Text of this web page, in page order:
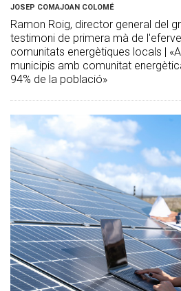
JOSEP COMAJOAN COLOMÉ
Ramon Roig, director general del
testimoni de primera mà de
comunitats energètiques locals |
municipis amb comunitat
94% de la població»